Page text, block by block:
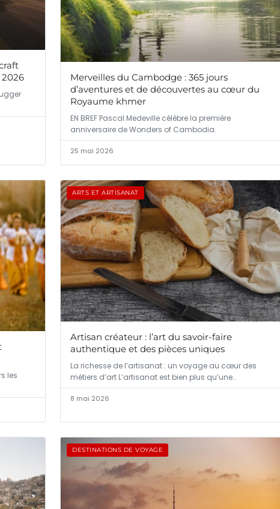
Merveilles du Cambodge : 365 jours
d’aventures et de découvertes au cœur du
Royaume khmer
EN BREF Pascal Medeville célèbre la première
anniversaire de Wonders of Cambodia.
25 mai 2026
les
ARTS ET ARTISANAT
Artisan créateur : l’art du savoir-faire
authentique et des pièces uniques
La richesse de l’artisanat : un voyage au cœur des
métiers d’art L’artisanat est bien plus qu’une…
8 mai 2026
DESTINATIONS DE VOYAGE